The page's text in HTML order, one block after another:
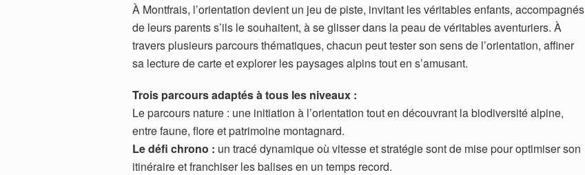
À Montfrais, l’orientation devient un jeu de piste, invitant les véritables enfants, accompagnés
de leurs parents s’ils le souhaitent, à se glisser dans la peau de véritables aventuriers. À
travers plusieurs parcours thématiques, chacun peut tester son sens de l’orientation, affiner
sa lecture de carte et explorer les paysages alpins tout en s’amusant.
Trois parcours adaptés à tous les niveaux :
Le parcours nature : une initiation à l’orientation tout en découvrant la biodiversité alpine,
entre faune, flore et patrimoine montagnard.
Le défi chrono : un tracé dynamique où vitesse et stratégie sont de mise pour optimiser son
itinéraire et franchiser les balises en un temps record.